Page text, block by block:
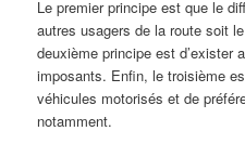
Le premier principe est que le
autres usagers de la route soit
deuxième principe est d’exister
imposants. Enfin, le troisième
véhicules motorisés et de
notamment.